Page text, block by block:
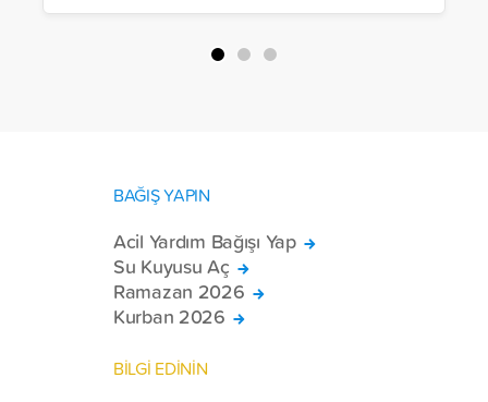
BAĞIŞ YAPIN
Acil Yardım Bağışı Yap
Su Kuyusu Aç
Ramazan 2026
Kurban 2026
BİLGİ EDİNİN